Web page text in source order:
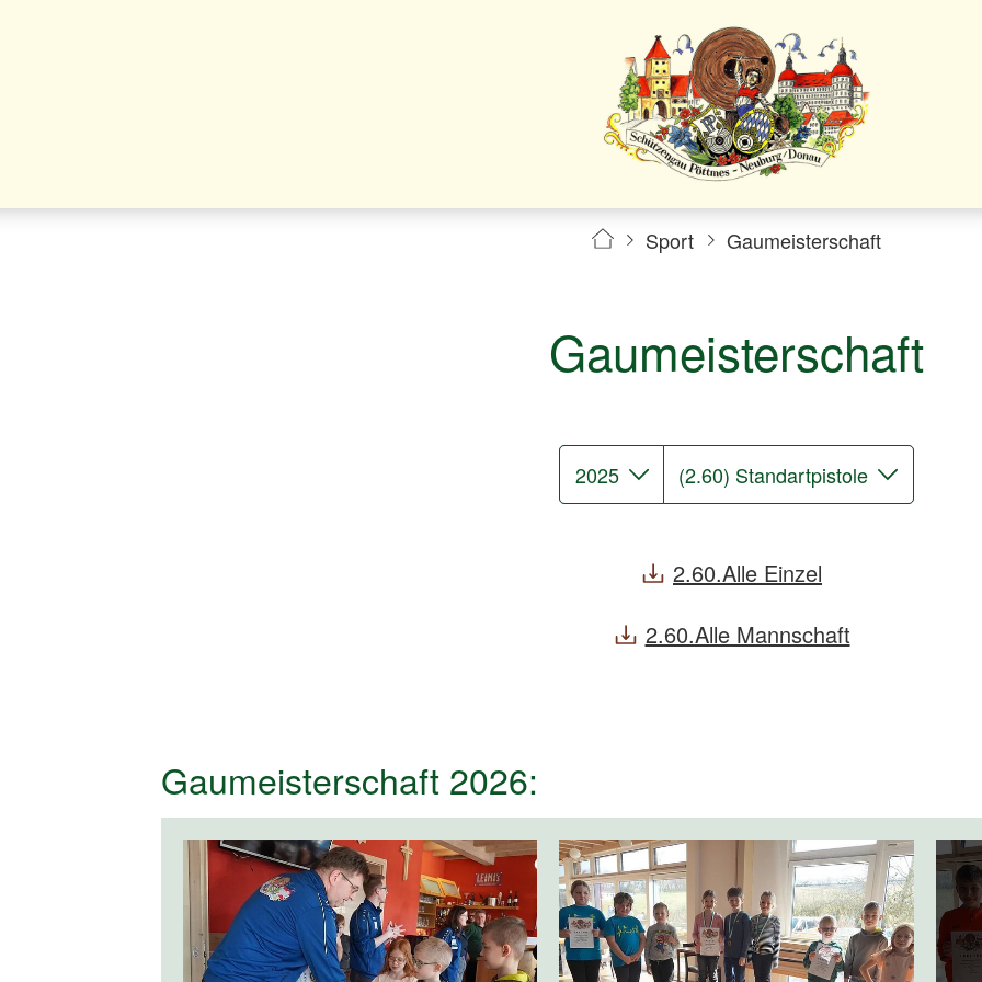
Gaumeisterschaft
Sport
Gaumeisterschaft
2025 (2.60) Standartpistole
2.60.Alle Einzel
2.60.Alle Mannschaft
Gaumeisterschaft 2026: